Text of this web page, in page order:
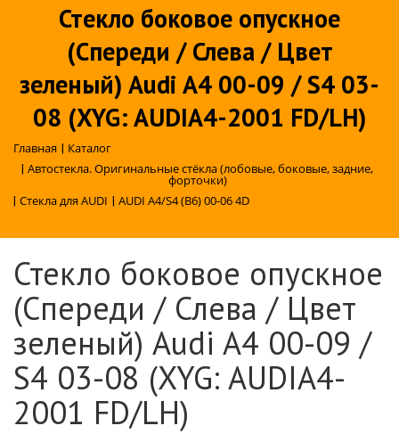
Стекло боковое опускное
(Спереди / Слева / Цвет
зеленый) Audi A4 00-09 / S4 03-
08 (XYG: AUDIA4-2001 FD/LH)
Главная | Каталог
| Автостекла. Оригинальные стёкла (лобовые, боковые, задние,
форточки)
| Стекла для AUDI | AUDI A4/S4 (B6) 00-06 4D
Стекло боковое опускное
(Спереди / Слева / Цвет
зеленый) Audi A4 00-09 /
S4 03-08 (XYG: AUDIA4-
2001 FD/LH)